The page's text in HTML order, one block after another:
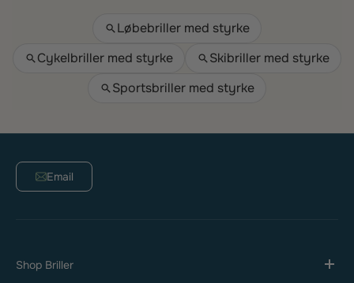
Løbebriller med styrke
Cykelbriller med styrke
Skibriller med styrke
Sportsbriller med styrke
Email
Shop Briller